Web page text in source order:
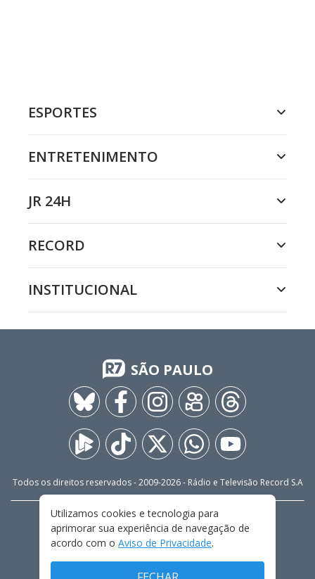
ESPORTES
ENTRETENIMENTO
JR 24H
RECORD
INSTITUCIONAL
SÃO PAULO
Todos os direitos reservados - 2009-2026- Rádio e Televisão Record S.A
FALE CONOSCO
PRIVACIDADE
TERMOS E CONDIÇÕES DE USO
Utilizamos cookies e tecnologia para
aprimorar sua experiência de navegação de
acordo com o Aviso de Privacidade.